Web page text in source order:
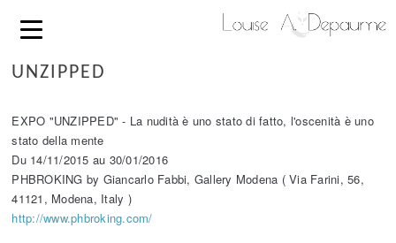
UNZIPPED
EXPO "UNZIPPED" - La nudità è uno stato di fatto, l'oscenità è uno
stato della mente
Du 14/11/2015 au 30/01/2016
PHBROKING by Giancarlo Fabbi, Gallery Modena ( Via Farini, 56,
41121, Modena, Italy )
http://www.phbroking.com/